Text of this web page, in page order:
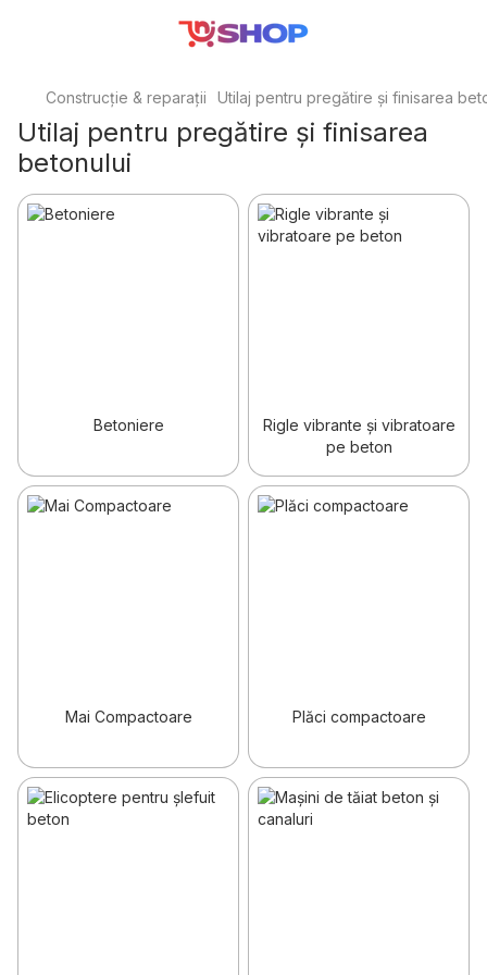
Construcție & reparații Utilaj pentru pregătire și finisarea
Utilaj pentru pregătire și finisarea
betonului
Betoniere
Rigle vibrante și vibratoare
pe beton
Mai Compactoare Plăci compactoare